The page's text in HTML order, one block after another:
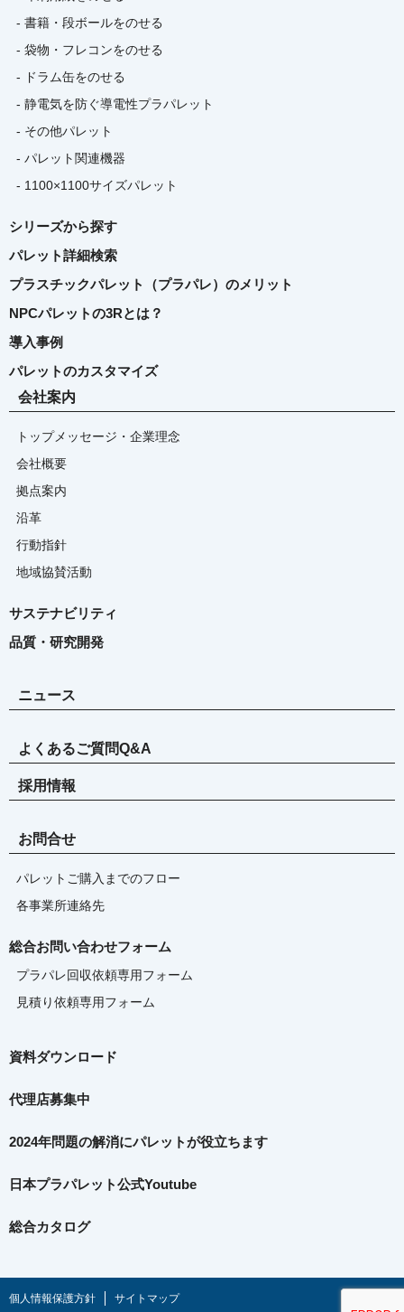
- 書籍・段ボールをのせる
- 袋物・フレコンをのせる
- ドラム缶をのせる
- 静電気を防ぐ導電性プラパレット
- その他パレット
- パレット関連機器
- 1100×1100サイズパレット
シリーズから探す
パレット詳細検索
プラスチックパレット（プラパレ）のメリット
NPCパレットの3Rとは？
導入事例
パレットのカスタマイズ
会社案内
トップメッセージ・企業理念
会社概要
拠点案内
沿革
行動指針
地域協賛活動
サステナビリティ
品質・研究開発
ニュース
よくあるご質問Q&A
採用情報
お問合せ
パレットご購入までのフロー
各事業所連絡先
総合お問い合わせフォーム
プラパレ回収依頼専用フォーム
見積り依頼専用フォーム
資料ダウンロード
代理店募集中
2024年問題の解消にパレットが役立ちます
日本プラパレット公式Youtube
総合カタログ
個人情報保護方針 サイトマップ